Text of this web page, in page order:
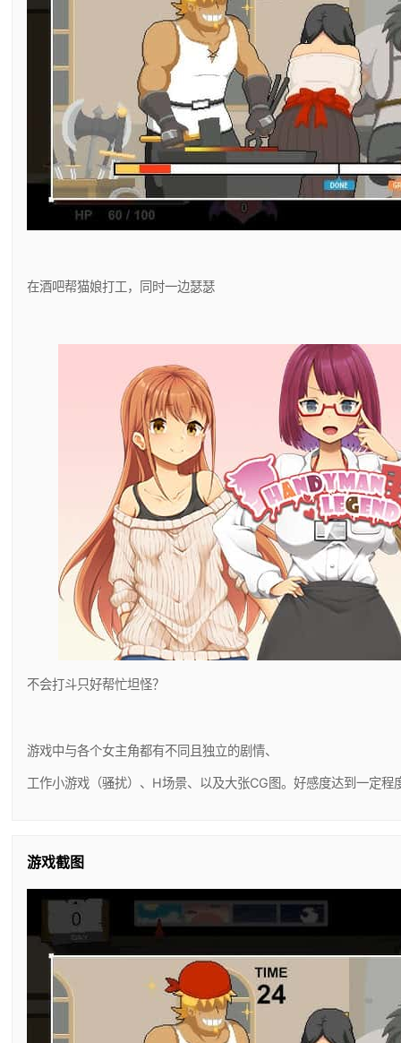
在酒吧帮猫娘打工，同时一边瑟瑟
不会打斗只好帮忙坦怪？
游戏中与各个女主角都有不同且独立的剧情、
工作小游戏（骚扰）、H场景、以及大张CG图。好感度达到一定程
游戏截图